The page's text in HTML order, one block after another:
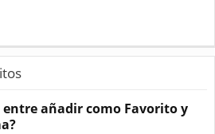
entre añadir como Favorito y